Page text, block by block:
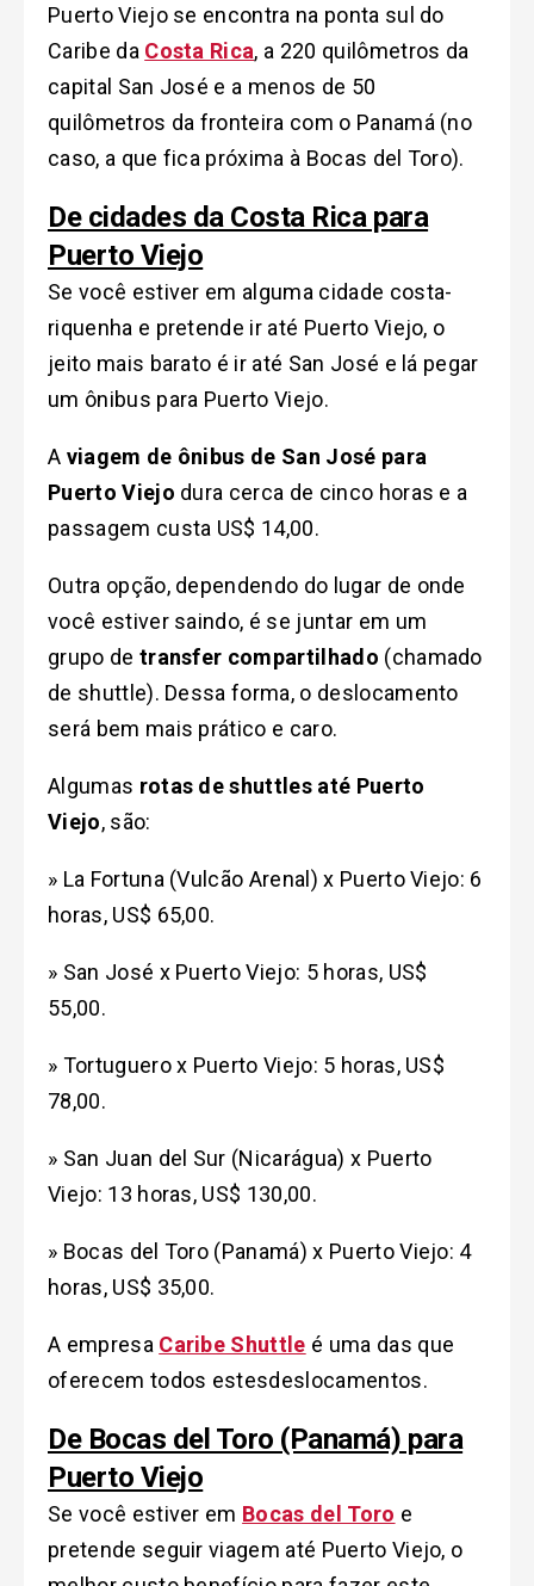
Puerto Viejo se encontra na ponta sul do
Caribe da Costa Rica, a 220 quilômetros da
capital San José e a menos de 50
quilômetros da fronteira com o Panamá (no
caso, a que fica próxima à Bocas del Toro).
De cidades da Costa Rica para
Puerto Viejo
Se você estiver em alguma cidade costa-
riquenha e pretende ir até Puerto Viejo, o
jeito mais barato é ir até San José e lá pegar
um ônibus para Puerto Viejo.
A viagem de ônibus de San José para
Puerto Viejo dura cerca de cinco horas e a
passagem custa US$ 14,00.
Outra opção, dependendo do lugar de onde
você estiver saindo, é se juntar em um
grupo de transfer compartilhado (chamado
de shuttle). Dessa forma, o deslocamento
será bem mais prático e caro.
Algumas rotas de shuttles até Puerto
Viejo, são:
» La Fortuna (Vulcão Arenal) x Puerto Viejo: 6
horas, US$ 65,00.
» San José x Puerto Viejo: 5 horas, US$
55,00.
» Tortuguero x Puerto Viejo: 5 horas, US$
78,00.
» San Juan del Sur (Nicarágua) x Puerto
Viejo: 13 horas, US$ 130,00.
» Bocas del Toro (Panamá) x Puerto Viejo: 4
horas, US$ 35,00.
A empresa Caribe Shuttle é uma das que
oferecem todos estesdeslocamentos.
De Bocas del Toro (Panamá) para
Puerto Viejo
Se você estiver em Bocas del Toro e
pretende seguir viagem até Puerto Viejo, o